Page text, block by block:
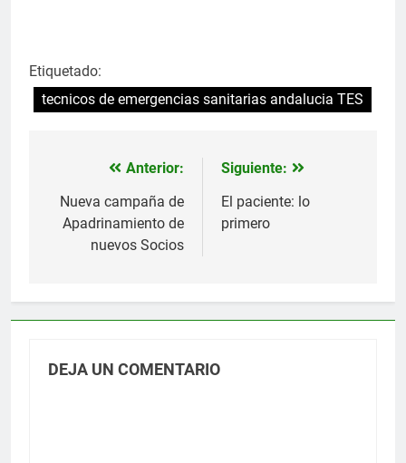
Etiquetado:
tecnicos de emergencias sanitarias andalucia TES
Navegación
de
entradas
Anterior:
Nueva campaña de
Apadrinamiento de
nuevos Socios
Siguiente:
El paciente: lo
primero
DEJA UN COMENTARIO